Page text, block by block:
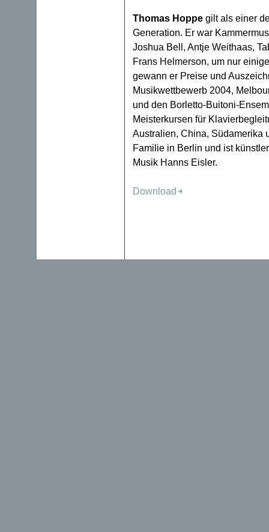
Thomas Hoppegilt als einer
Generation. Er war
Joshua Bell, Antje Weithaas,
Frans Helmerson, um nur
gewann er Preise und
Musikwettbewerb 2004,
und den Borletto-Buitoni-
Meisterkursen für
Australien, China, Südamerika
Familie in Berlin und ist
Musik Hanns Eisler.
Download